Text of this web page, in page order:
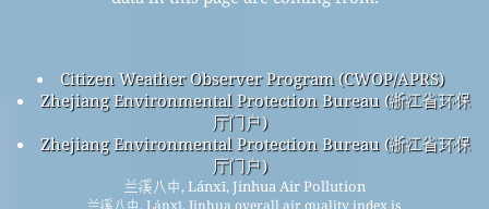
Citizen Weather Observer Program (CWOP/APRS)
Zhejiang Environmental Protection Bureau (浙江省环保
厅门户)
Zhejiang Environmental Protection Bureau (浙江省环保
厅门户)
兰溪八中, Lánxī, Jinhua Air Pollution